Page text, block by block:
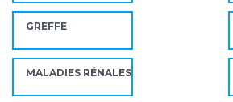
GREFFE
MALADIES RÉNALES